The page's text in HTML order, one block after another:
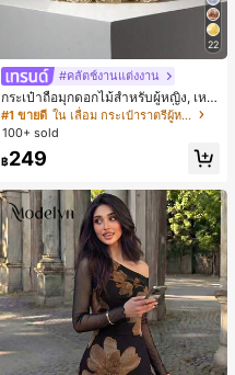
22
#คลัตช์งานแต่งงาน
กระเป๋าถือมุกดอกไม้สำหรับผู้หญิง, เหม
าะสำหรับชุดราตรี, ชุดบอล, เครื่องประ
ดับงานแต่งงาน, กระเป๋าสตางค์สุภาพส
สุ่ม)
#1 ขายดี
ใน เลื่อม กระเป๋าราตรีผู้หญิง
100+ sold
฿249